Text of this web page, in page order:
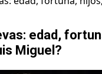
edad,
Miguel?